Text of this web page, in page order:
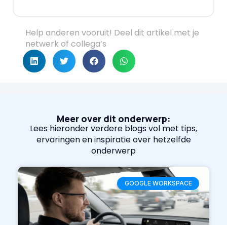
Help anderen vooruit! Deel dit artikel met je
netwerk of collega’s
Meer over dit onderwerp:
Lees hieronder verdere blogs vol met tips,
ervaringen en inspiratie over hetzelfde
onderwerp
GOOGLE WORKSPACE